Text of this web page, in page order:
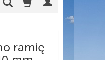
ramię